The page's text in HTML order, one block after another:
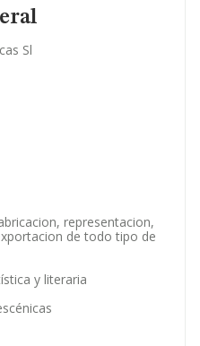
Sl
representacion,
de todo tipo de
y literaria
complementaria.